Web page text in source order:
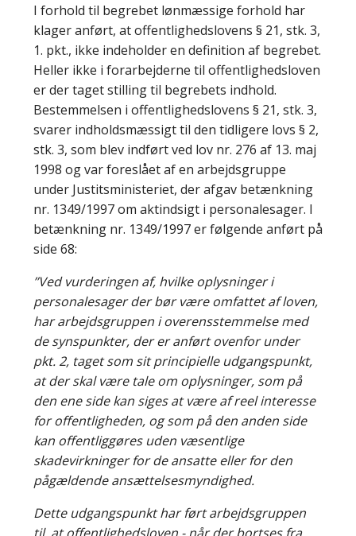
I forhold til begrebet lønmæssige forhold har
klager anført, at offentlighedslovens § 21, stk. 3,
1. pkt., ikke indeholder en definition af begrebet.
Heller ikke i forarbejderne til offentlighedsloven
er der taget stilling til begrebets indhold.
Bestemmelsen i offentlighedslovens § 21, stk. 3,
svarer indholdsmæssigt til den tidligere lovs § 2,
stk. 3, som blev indført ved lov nr. 276 af 13. maj
1998 og var foreslået af en arbejdsgruppe
under Justitsministeriet, der afgav betænkning
nr. 1349/1997 om aktindsigt i personalesager. I
betænkning nr. 1349/1997 er følgende anført på
side 68:
’’Ved vurderingen af, hvilke oplysninger i
personalesager der bør være omfattet af loven,
har arbejdsgruppen i overensstemmelse med
de synspunkter, der er anført ovenfor under
pkt. 2, taget som sit principielle udgangspunkt,
at der skal være tale om oplysninger, som på
den ene side kan siges at være af reel interesse
for offentligheden, og som på den anden side
kan offentliggøres uden væsentlige
skadevirkninger for de ansatte eller for den
pågældende ansættelsesmyndighed.
Dette udgangspunkt har ført arbejdsgruppen